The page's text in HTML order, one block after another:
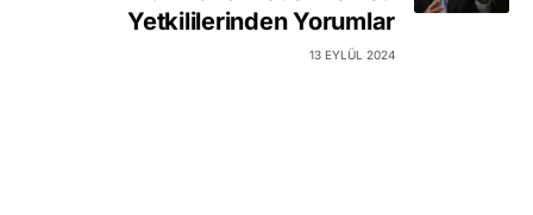
Yetkililerinden Yorumlar
13 EYLÜL 2024